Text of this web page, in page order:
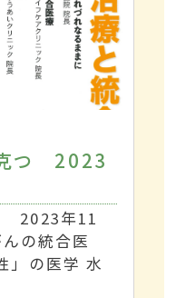
つ 2023
2023年11
の統合医
の医学 水